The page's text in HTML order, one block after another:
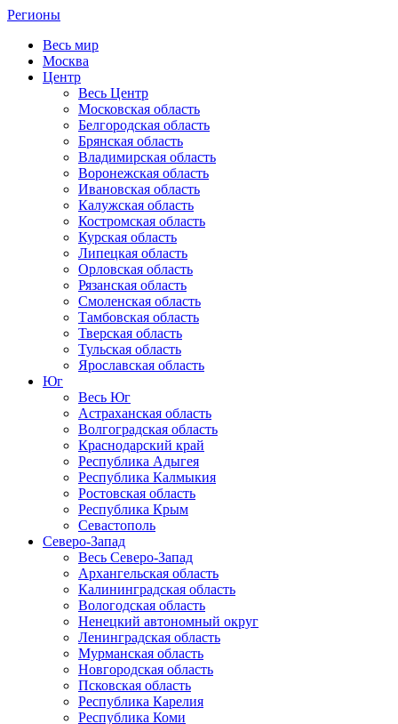
Регионы
Весь мир
Москва
Центр
Весь Центр
Московская область
Белгородская область
Брянская область
Владимирская область
Воронежская область
Ивановская область
Калужская область
Костромская область
Курская область
Липецкая область
Орловская область
Рязанская область
Смоленская область
Тамбовская область
Тверская область
Тульская область
Ярославская область
Юг
Весь Юг
Астраханская область
Волгоградская область
Краснодарский край
Республика Адыгея
Республика Калмыкия
Ростовская область
Республика Крым
Севастополь
Северо-Запад
Весь Северо-Запад
Архангельская область
Калининградская область
Вологодская область
Ненецкий автономный округ
Ленинградская область
Мурманская область
Новгородская область
Псковская область
Республика Карелия
Республика Коми